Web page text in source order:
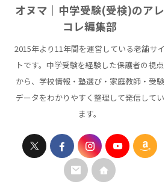
オヌマ｜中学受験(受検)のアレ
コレ編集部
2015年より11年間を運営している老舗サイ
トです。中学受験を経験した保護者の視点
から、学校情報・塾選び・家庭教師・受験
データをわかりやすく整理して発信してい
ます。